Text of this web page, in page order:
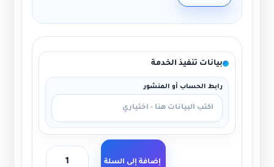
بيانات تنفيذ الخدمة
رابط الحساب أو المنشور
إضافة إلى السلة
ترويج حقيقية.
لا نطلب كلمة المرور:
بالبيانات المطلوبة.